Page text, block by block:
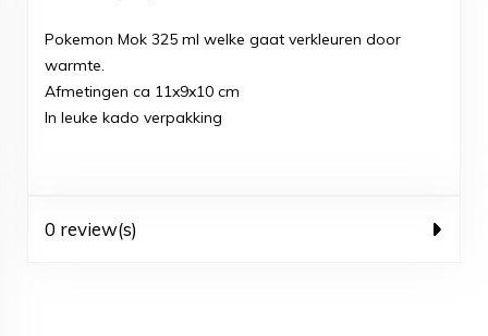
Pokemon Mok 325 ml welke gaat verkleuren door
warmte.
Afmetingen ca 11x9x10 cm
In leuke kado verpakking
0 review(s)